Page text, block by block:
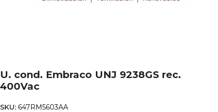
U. cond. Embraco UNJ 9238GS rec.
400Vac
SKU: 647RM5603AA